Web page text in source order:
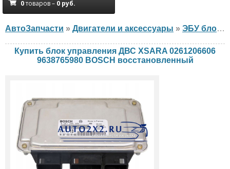
0товаров – 0 руб.
АвтоЗапчасти » Двигатели и аксессуары » ЭБУ блок управления двигателем
Купить блок управления ДВС XSARA 0261206606
9638765980 BOSCH восстановленный